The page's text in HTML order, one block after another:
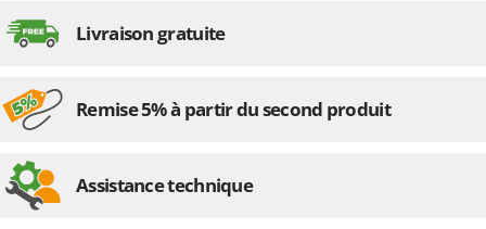
Éleveuses artificielles pour poussins
Enrouleurs de filets pour olives
Épépineuses
Castelgarden
Ceccato Olindo
Char-Broil
Clementi
Livraison gratuite
Remise 5% à partir du second produit
Assistance technique